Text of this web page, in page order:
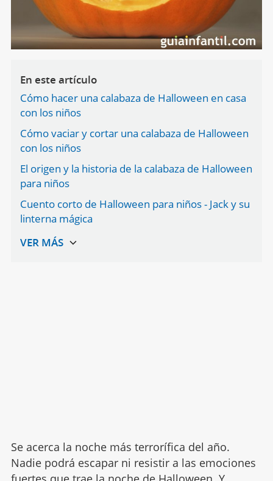
En este artículo
Cómo hacer una calabaza de Halloween en casa
con los niños
Cómo vaciar y cortar una calabaza de Halloween
con los niños
El origen y la historia de la calabaza de Halloween
para niños
Cuento corto de Halloween para niños - Jack y su
linterna mágica
Se acerca la noche más terrorífica del año.
Nadie podrá escapar ni resistir a las emociones